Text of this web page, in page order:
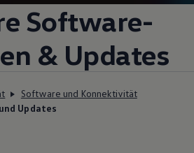
Software-
& Updates
Software und Konnektivität
Updates